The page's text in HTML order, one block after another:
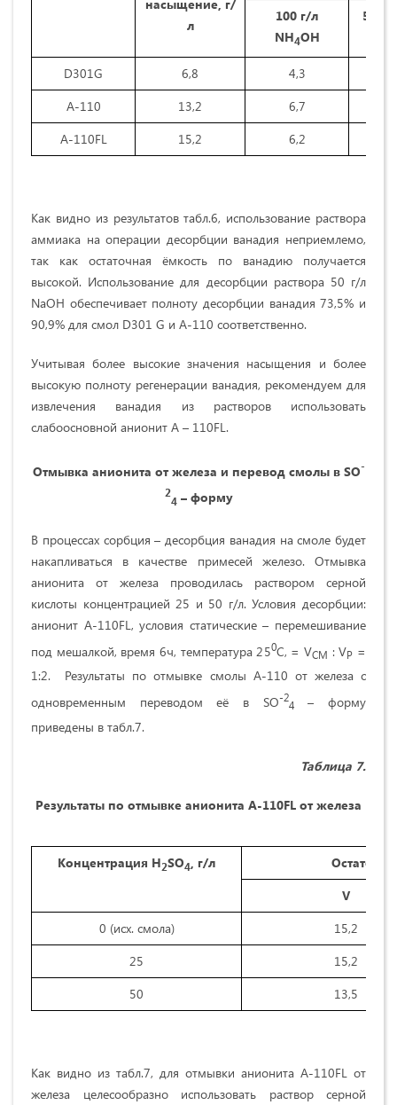
насыщение, г/
л
100 г/л
NH4OH
50 г/
D301G 6,8 4,3
А-110
13,2 6,7
А-110FL
15,2 6,2
Как видно из результатов табл.6, использование раствора
аммиака на операции десорбции ванадия неприемлемо,
так как остаточная ёмкость по ванадию получается
высокой. Использование для десорбции раствора 50 г/л
NaOH обеспечивает полноту десорбции ванадия 73,5% и
90,9% для смол D301 G и А-110 соответственно.
Учитывая более высокие значения насыщения и более
высокую полноту регенерации ванадия, рекомендуем для
извлечения ванадия из растворов использовать
слабоосновной анионит А – 110FL.
Отмывка анионита от железа и перевод смолы в SO-
2
4 – форму
В процессах сорбция – десорбция ванадия на смоле будет
накапливаться в качестве примесей железо. Отмывка
анионита от железа проводилась раствором серной
кислоты концентрацией 25 и 50 г/л. Условия десорбции:
анионит А-110FL, условия статические – перемешивание
под мешалкой, время 6ч, температура 250С, = VСМ : VР =
1:2. Результаты по отмывке смолы А-110 от железа с
одновременным переводом её в SO-2
4 – форму
приведены в табл.7.
Таблица 7.
Результаты по отмывке анионита А-110FL от железа
Концентрация H2SO4 , г/л
V
0 (исх. смола)
15,2
25
15,2
50
13,5
Как видно из табл.7, для отмывки анионита А-110FL от
железа целесообразно использовать раствор серной